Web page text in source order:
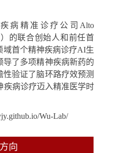
病精准诊疗公司 Alto
的联合创始人和前任首
域首个精神疾病诊疗AI生
了多项精神疾病新药的
性验证了脑环路疗效预测
疾病诊疗迈入精准医学时
Wu-Lab/
向